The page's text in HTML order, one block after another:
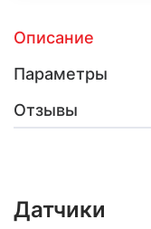
Описание
Параметры
Отзывы
Датчики